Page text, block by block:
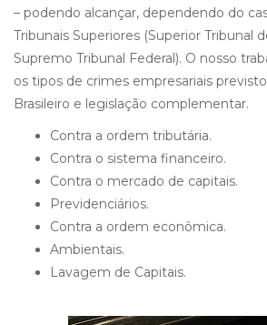
– podendo alcançar, dependendo do
Tribunais Superiores (Superior Tribunal
Supremo Tribunal Federal). O nosso
os tipos de crimes empresariais
Brasileiro e legislação complementar.
Contra a ordem tributária.
Contra o sistema financeiro.
Contra o mercado de capitais.
Previdenciários.
Contra a ordem econômica.
Ambientais.
Lavagem de Capitais.